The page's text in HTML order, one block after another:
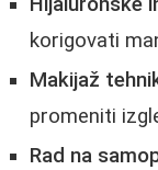
korigovati
Makijaž
promeniti
Rad na